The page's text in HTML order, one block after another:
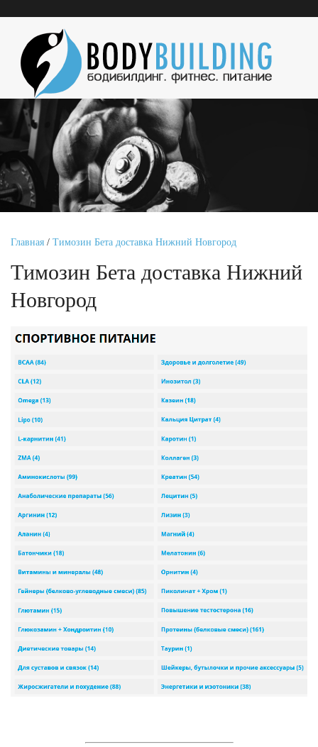
Главная / Tимозин Бета доставка Нижний Новгород
Tимозин Бета доставка Нижний
Новгород